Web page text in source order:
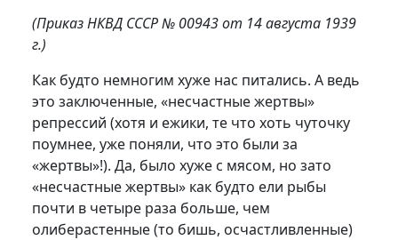
(Приказ НКВД СССР № 00943 от 14 августа 1939
г.)
Как будто немногим хуже нас питались. А ведь
это заключенные, «несчастные жертвы»
репрессий (хотя и ежики, те что хоть чуточку
поумнее, уже поняли, что это были за
«жертвы»!). Да, было хуже с мясом, но зато
«несчастные жертвы» как будто ели рыбы
почти в четыре раза больше, чем
олиберастенные (то бишь, осчастливленные)